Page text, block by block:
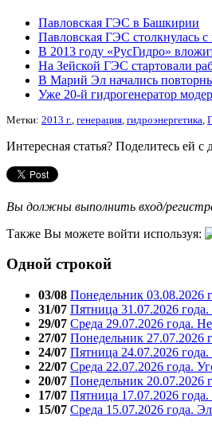
Павловская ГЭС в Башкирии
Павловская ГЭС столкнулась
В 2013 году «РусГидро»
На Зейской ГЭС стартовали
В Марий Эл начались
Уже 20-й гидрогенератор
Метки: 2013 г. генерация гидроэнергетика
Интересная статья? Поделитесь ей с
Вы должны выполнить вход/
Также Вы можете войти используя:
Одной строкой
03/08 Понедельник 03.08.2026
31/07 Пятница 31.07.2026
29/07 Среда 29.07.2026 года.
27/07 Понедельник 27.07.2026
24/07 Пятница 24.07.2026
22/07 Среда 22.07.2026 года.
20/07 Понедельник 20.07.2026
17/07 Пятница 17.07.2026 года.
15/07 Среда 15.07.2026 года.